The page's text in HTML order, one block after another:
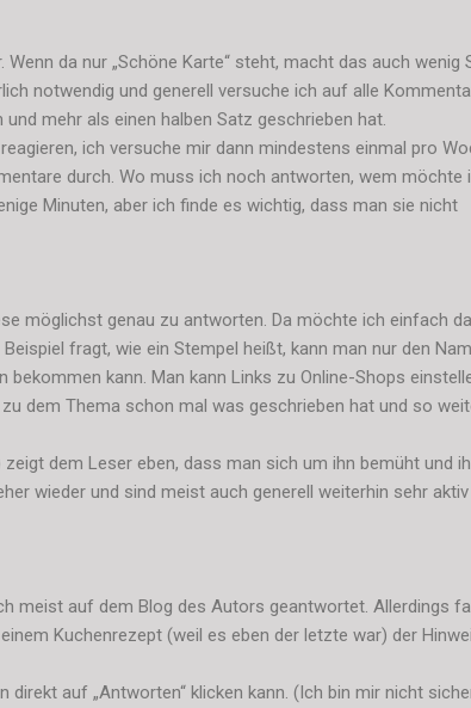
da nur „Schöne Karte“ steht, macht das auch wenig
notwendig und generell versuche ich auf alle
mehr als einen halben Satz geschrieben hat.
ich versuche mir dann mindestens einmal pro
durch. Wo muss ich noch antworten, wem möchte
Minuten, aber ich finde es wichtig, dass man sie nicht
möglichst genau zu antworten. Da möchte ich einfach
fragt, wie ein Stempel heißt, kann man nur den
kann. Man kann Links zu Online-Shops
dem Thema schon mal was geschrieben hat und so
dem Leser eben, dass man sich um ihn bemüht und
wieder und sind meist auch generell weiterhin sehr
meist auf dem Blog des Autors geantwortet. Allerdings
Kuchenrezept (weil es eben der letzte war) der
auf „Antworten“ klicken kann. (Ich bin mir nicht